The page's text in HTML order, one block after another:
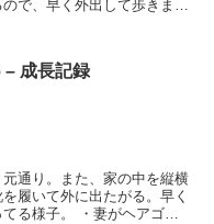
で、早く外出して歩きまわ
– 成長記録
通り。また、家の中を縦横
履いて外に出たがる。早く
る様子。 ・妻がヘアゴム